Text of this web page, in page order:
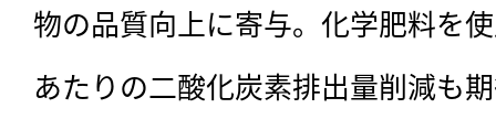
物の品質向上に寄与。化学肥料を
あたりの二酸化炭素排出量削減も